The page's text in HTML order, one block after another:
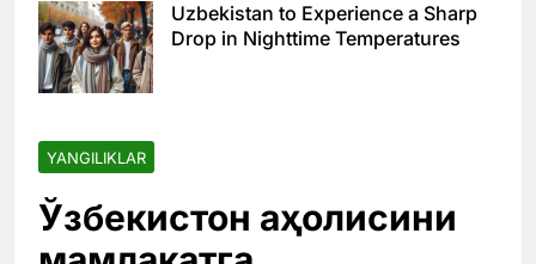
Uzbekistan to Experience a Sharp
Drop in Nighttime Temperatures
YANGILIKLAR
Ўзбекистон аҳолисини